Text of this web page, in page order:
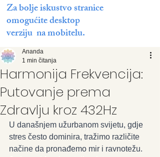
Za bolje iskustvo stranice
omogućite desktop
verziju na mobitelu.
Harmonija Frekvencija:
Putovanje prema
Zdravlju kroz 432Hz
Ananda
1 min čitanja
U današnjem užurbanom svijetu, gdje
stres često dominira, tražimo različite
načine da pronađemo mir i ravnotežu.